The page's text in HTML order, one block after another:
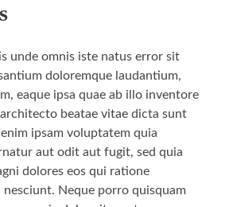
unde omnis iste natus error sit
doloremque laudantium,
eaque ipsa quae ab illo inventore
beatae vitae dicta sunt
ipsam voluptatem quia
aut odit aut fugit, sed quia
dolores eos qui ratione
Neque porro quisquam